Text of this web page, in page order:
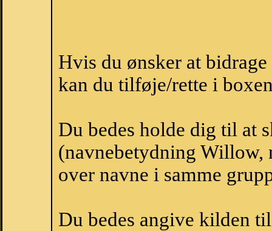
Hvis du ønsker at
kan du tilføje/rette i
Du bedes holde dig til at
(navnebetydning Willow,
over navne i samme
Du bedes angive kilden